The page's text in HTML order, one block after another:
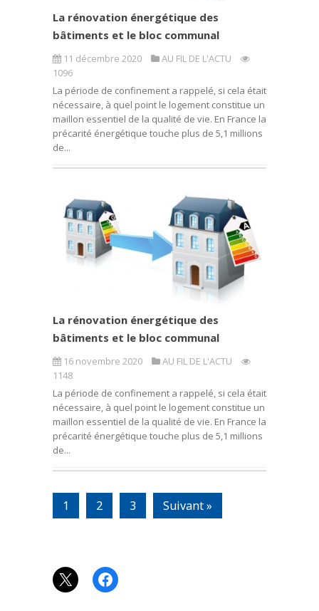
La rénovation énergétique des
bâtiments et le bloc communal
11 décembre 2020
AU FIL DE L'ACTU
1096
La période de confinement a rappelé, si cela était
nécessaire, à quel point le logement constitue un
maillon essentiel de la qualité de vie. En France la
précarité énergétique touche plus de 5,1 millions
de...
La rénovation énergétique des
bâtiments et le bloc communal
16 novembre 2020
AU FIL DE L'ACTU
1148
La période de confinement a rappelé, si cela était
nécessaire, à quel point le logement constitue un
maillon essentiel de la qualité de vie. En France la
précarité énergétique touche plus de 5,1 millions
de...
1 2 3 Suivant »
X Facebook